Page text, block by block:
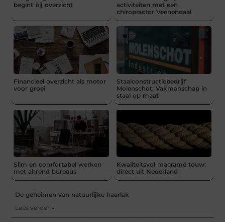
begint bij overzicht
activiteiten met een
chiropractor Veenendaal
Financieel overzicht als motor
voor groei
Staalconstructiebedrijf
Molenschot: Vakmanschap in
staal op maat
Slim en comfortabel werken
met ahrend bureaus
Kwaliteitsvol macramé touw:
direct uit Nederland
De geheimen van natuurlijke haarlak
Lees verder »